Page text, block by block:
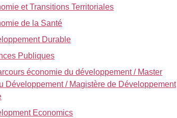
et Transitions Territoriales
de la Santé
Durable
Publiques
économie du développement / Master
Développement / Magistère de Développement
Economics